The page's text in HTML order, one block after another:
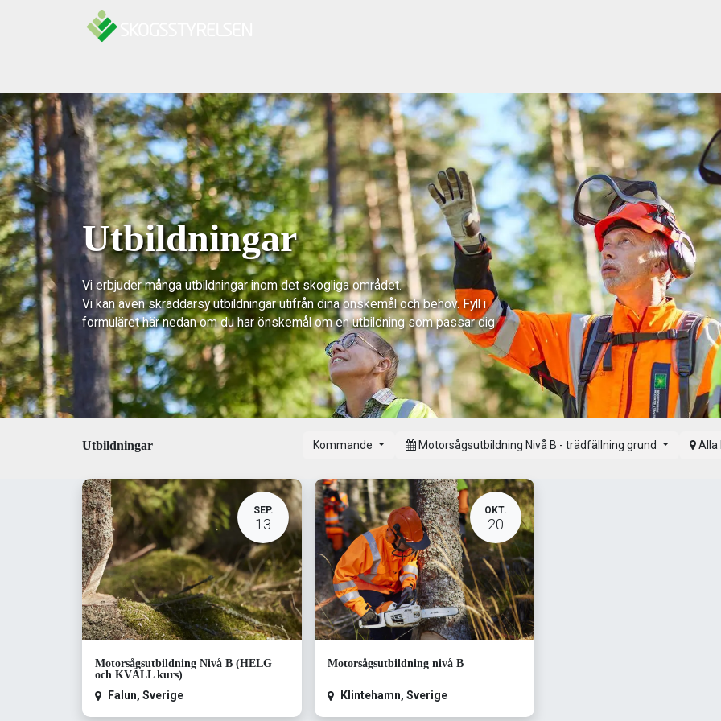
Utbildningar
Vi erbjuder många utbildningar inom det skogliga området.
Vi kan även skräddarsy utbildningar utifrån dina önskemål och behov. Fyll i
formuläret här nedan om du har önskemål om en utbildning som passar dig
Utbildningar Kommande Motorsågsutbildning Nivå B - trädfällning grund Alla
SEP.
13
Motorsågsutbildning Nivå B (HELG
och KVÄLL kurs)
Falun, Sverige
OKT.
20
Motorsågsutbildning nivå B
Klintehamn, Sverige